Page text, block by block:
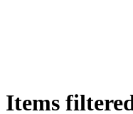
Items